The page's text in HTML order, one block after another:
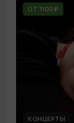
ОТ 1100₽
КОНЦЕРТЫ